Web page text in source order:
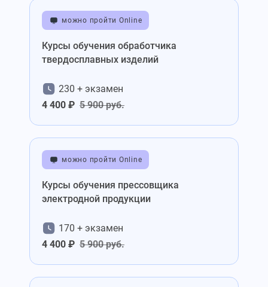
можно пройти Online
Курсы обучения обработчика
твердосплавных изделий
230 + экзамен
4 400 ₽ 5 900 руб.
можно пройти Online
Курсы обучения прессовщика
электродной продукции
170 + экзамен
4 400 ₽ 5 900 руб.